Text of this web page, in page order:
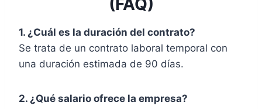
1. ¿Cuál es la duración del contrato?
Se trata de un contrato laboral temporal con
una duración estimada de 90 días.
2. ¿Qué salario ofrece la empresa?